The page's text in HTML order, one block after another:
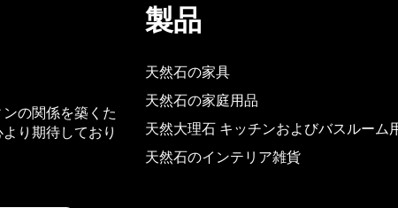
の関係を築くた
り期待しており
製品
天然石の家具
天然石の家庭用品
天然大理石 キッチンおよびバスルーム
天然石のインテリア雑貨